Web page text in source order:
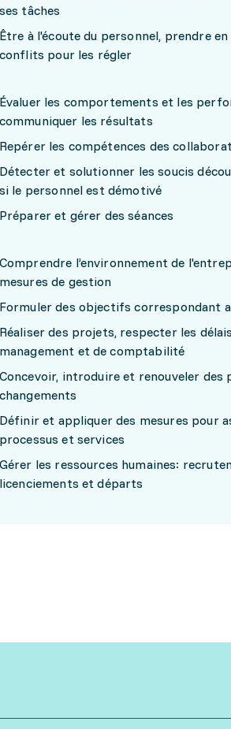
ses tâches
Être à l'écoute du personnel, prendre
conflits pour les régler
Évaluer les comportements et les
communiquer les résultats
Repérer les compétences des
Détecter et solutionner les soucis
si le personnel est démotivé
Préparer et gérer des séances
Comprendre l’environnement de
mesures de gestion
Formuler des objectifs correspondant
Réaliser des projets, respecter les
management et de comptabilité
Concevoir, introduire et renouveler
changements
Définir et appliquer des mesures pour
processus et services
Gérer les ressources humaines:
licenciements et départs